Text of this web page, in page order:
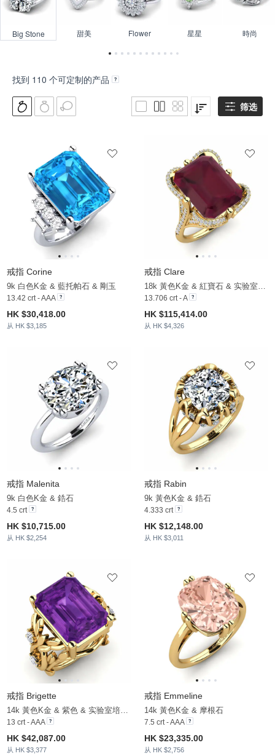
Big Stone 甜美 Flower 星星 時尚
找到 110 个可定制的产品
筛选
戒指 Corine
9k 白色K金 & 藍托帕石 & 剛玉
13.42 crt - AAA
HK $30,418.00
从 HK $3,185
戒指 Clare
18k 黃色K金 & 紅寶石 & 实验室培育钻石
13.706 crt - A
HK $115,414.00
从 HK $4,326
戒指 Malenita
9k 白色K金 & 鋯石
4.5 crt
HK $10,715.00
从 HK $2,254
戒指 Rabin
9k 黃色K金 & 鋯石
4.333 crt
HK $12,148.00
从 HK $3,011
戒指 Brigette
14k 黃色K金 & 紫色 & 实验室培育钻石
13 crt - AAA
HK $42,087.00
从 HK $3,377
戒指 Emmeline
14k 黃色K金 & 摩根石
7.5 crt - AAA
HK $23,335.00
从 HK $2,756